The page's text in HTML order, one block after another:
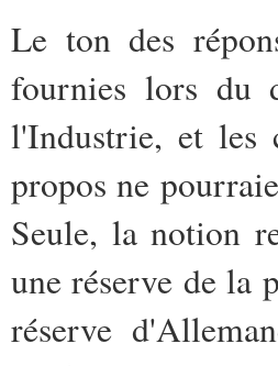
Le ton des
fournies lors du
l'Industrie, et les
propos ne
Seule, la notion
une réserve de la
réserve